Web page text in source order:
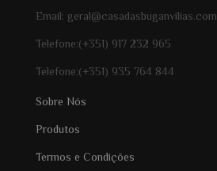
Email: geral@casadasbuganvilias.com
Telefone:(+351) 917 232 965
Telefone:(+351) 935 764 844
Sobre Nós
Produtos
Termos e Condições